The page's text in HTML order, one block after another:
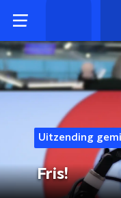
Uitzending
Fris!